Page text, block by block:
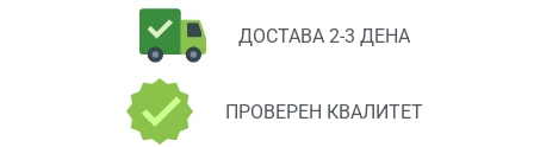
ДОСТАВА 2-3 ДЕНА
ПРОВЕРЕН КВАЛИТЕТ